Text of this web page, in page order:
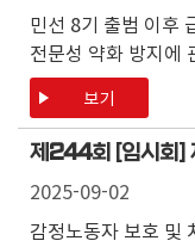
민선 8기 출범 이후
전문성 약화 방지에
보기
제 244회 [임시회]
2025-09-02
감정노동자 보호 및